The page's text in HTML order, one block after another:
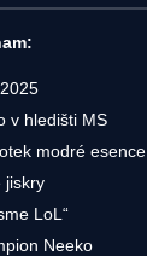
v hledišti MS
modré esence
jiskry
LoL“
Neeko